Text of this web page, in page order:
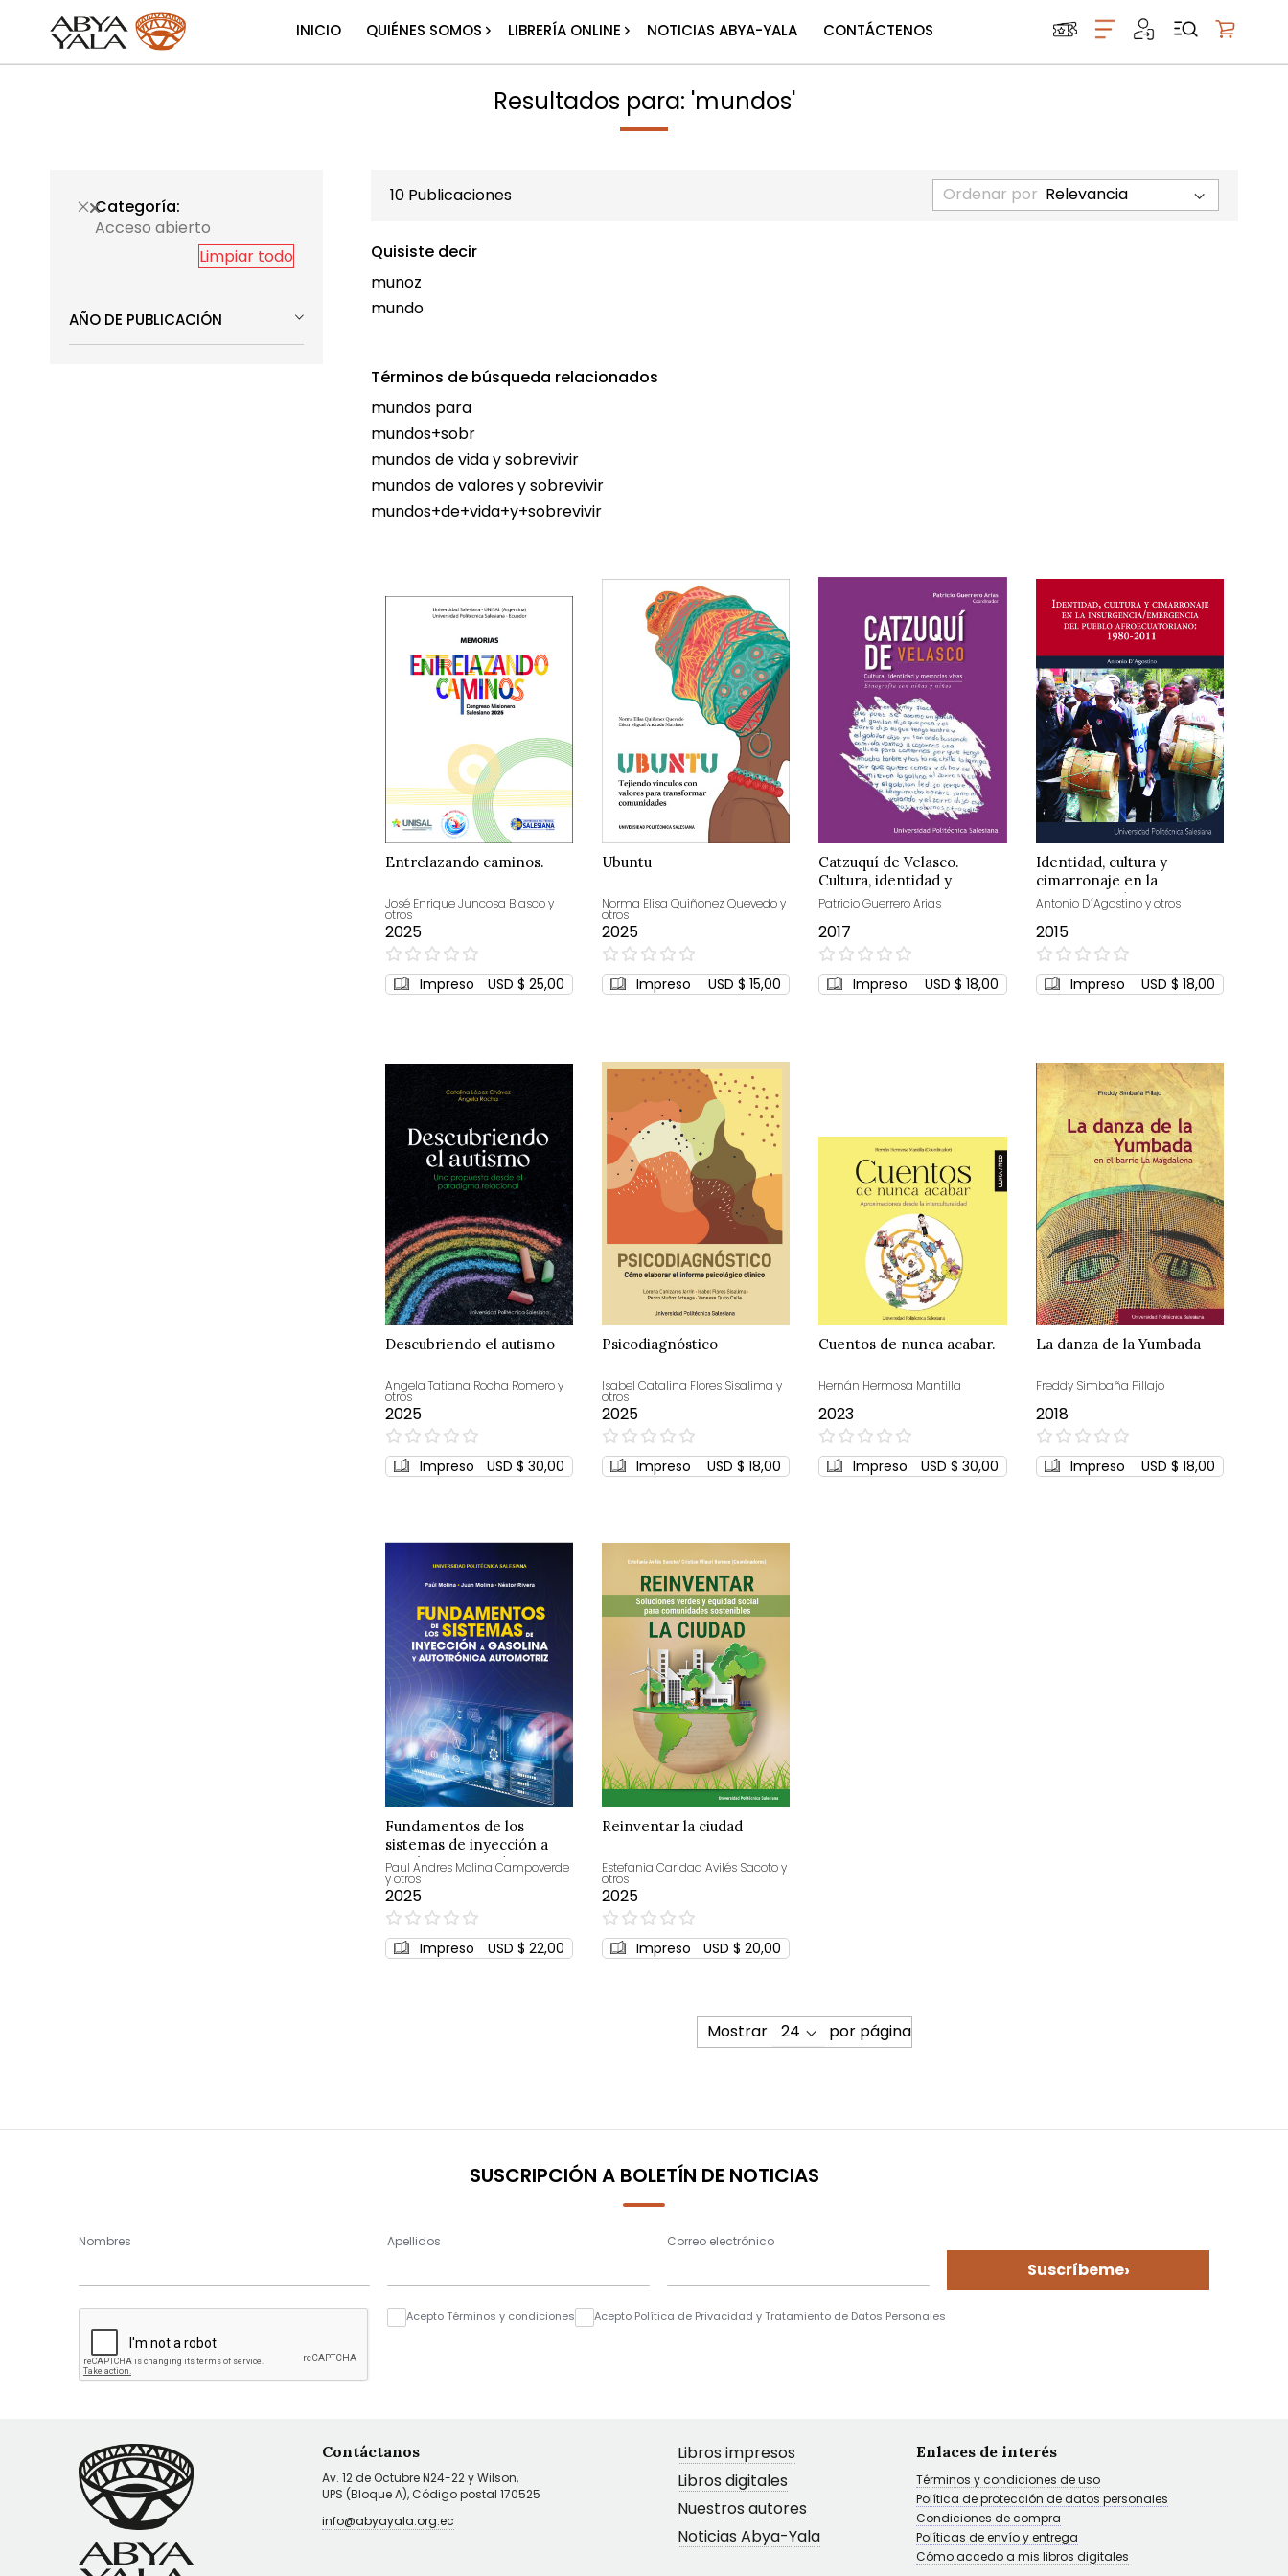
INICIO QUIÉNES SOMOS LIBRERÍA ONLINE NOTICIAS ABYA-YALA CONTÁCTENOS
Resultados para: 'mundos'
10Publicaciones Ordenar por
Quisiste decir
munoz
mundo
Términos de búsqueda relacionados
mundos para
mundos+sobr
mundos de vida y sobrevivir
mundos de valores y sobrevivir
mundos+de+vida+y+sobrevivir
Entrelazando caminos.
José Enrique Juncosa Blasco y
otros
2025
0%
Impreso USD $ 25,00
Ubuntu
Norma Elisa Quiñonez Quevedo y
otros
2025
0%
Impreso USD $ 15,00
Catzuquí de Velasco.
Cultura, identidad y
memorias vivas
Patricio Guerrero Arias
2017
0%
Impreso USD $ 18,00
Identidad, cultura y
cimarronaje en la
insurgencia/emergencia
del pueblo
afroecuatoriano: 1980-2011
Antonio D´Agostino y otros
2015
0%
Impreso USD $ 18,00
Descubriendo el autismo
Angela Tatiana Rocha Romero y
otros
2025
0%
Impreso USD $ 30,00
Psicodiagnóstico
Isabel Catalina Flores Sisalima y
otros
2025
0%
Impreso USD $ 18,00
Cuentos de nunca acabar.
Hernán Hermosa Mantilla
2023
0%
Impreso USD $ 30,00
La danza de la Yumbada
Freddy Simbaña Pillajo
2018
0%
Impreso USD $ 18,00
Fundamentos de los
sistemas de inyección a
gasolina y autotrónica
automotriz
Paul Andres Molina Campoverde
y otros
2025
0%
Impreso USD $ 22,00
Reinventar la ciudad
Estefania Caridad Avilés Sacoto y
otros
2025
0%
Impreso USD $ 20,00
Mostrar por página
Categoría
Acceso abierto
Limpiar todo
AÑO DE PUBLICACIÓN
SUSCRIPCIÓN A BOLETÍN DE NOTICIAS
Nombres Apellidos Correo electrónico
Suscríbeme›
Acepto Términos y condiciones Acepto Política de Privacidad y Tratamiento de Datos Personales
Contáctanos
Av. 12 de Octubre N24-22 y Wilson,
UPS (Bloque A), Código postal 170525
info@abyayala.org.ec
Libros impresos
Libros digitales
Nuestros autores
Noticias Abya-Yala
Enlaces de interés
Términos y condiciones de uso
Política de protección de datos personales
Condiciones de compra
Políticas de envío y entrega
Cómo accedo a mis libros digitales